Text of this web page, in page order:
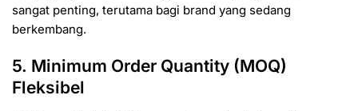
sangat penting, terutama bagi brand yang sedang
berkembang.
5. Minimum Order Quantity (MOQ)
Fleksibel